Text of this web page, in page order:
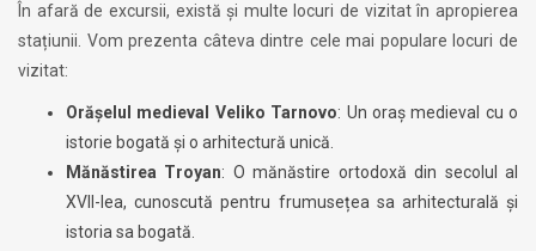
În afară de excursii, există și multe locuri de vizitat în apropierea
stațiunii. Vom prezenta câteva dintre cele mai populare locuri de
vizitat:
Orășelul medieval Veliko Tarnovo: Un oraș medieval cu o
istorie bogată și o arhitectură unică.
Mănăstirea Troyan: O mănăstire ortodoxă din secolul al
XVII-lea, cunoscută pentru frumusețea sa arhitecturală și
istoria sa bogată.